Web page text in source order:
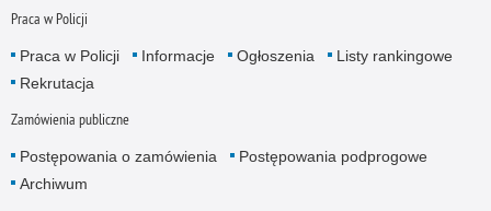
Praca w Policji
Praca w Policji Informacje Ogłoszenia
Listy rankingowe
Rekrutacja
Zamówienia publiczne
Postępowania o zamówienia
Postępowania podprogowe
Archiwum